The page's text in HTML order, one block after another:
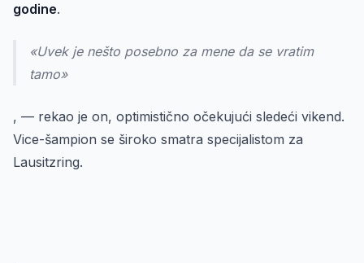
godine.
«Uvek je nešto posebno za mene da se vratim
tamo»
, — rekao je on, optimistično očekujući sledeći vikend.
Vice-šampion se široko smatra specijalistom za
Lausitzring.